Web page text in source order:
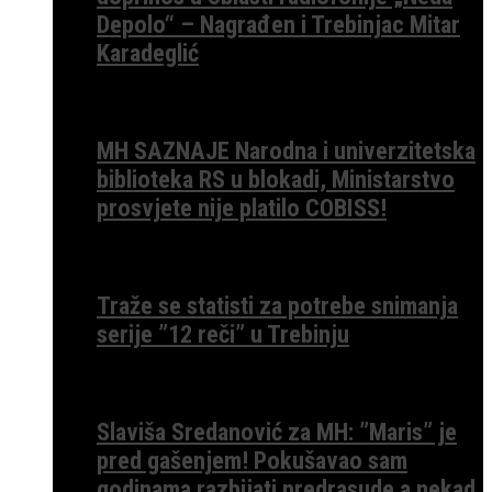
Depolo“ – Nagrađen i Trebinjac Mitar
Karadeglić
MH SAZNAJE Narodna i univerzitetska
biblioteka RS u blokadi, Ministarstvo
prosvjete nije platilo COBISS!
Traže se statisti za potrebe snimanja
serije ”12 reči” u Trebinju
Slaviša Sredanović za MH: ”Maris” je
pred gašenjem! Pokušavao sam